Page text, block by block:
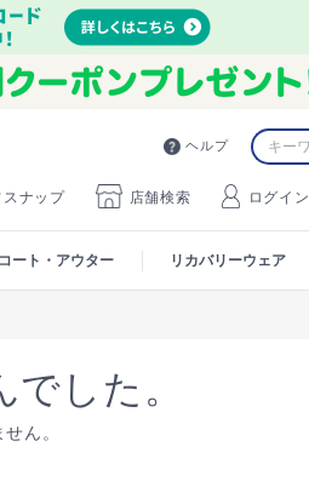
ヘルプ
スナップ 店舗検索 ログイン
コート・アウター リカバリーウェア
した。
ん。